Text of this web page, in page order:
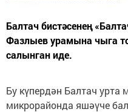
Балтач бистәсенең
Фазлыев урамына чыга
салынган иде.
Бу күпердән Балтач урта
микрорайонда яшәүче